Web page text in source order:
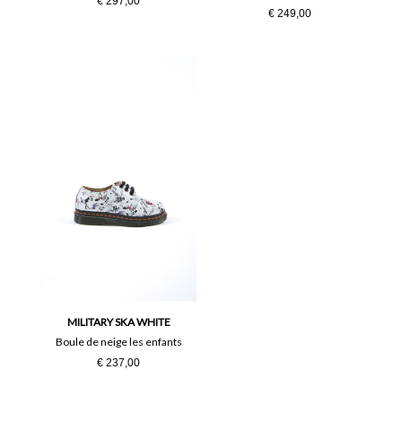
€ 249,00
MILITARY SKA WHITE
Boule de neige les enfants
€ 237,00